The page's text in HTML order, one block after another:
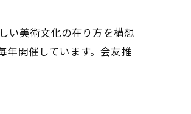
い美術文化の在り方を構想
年開催しています。会友推